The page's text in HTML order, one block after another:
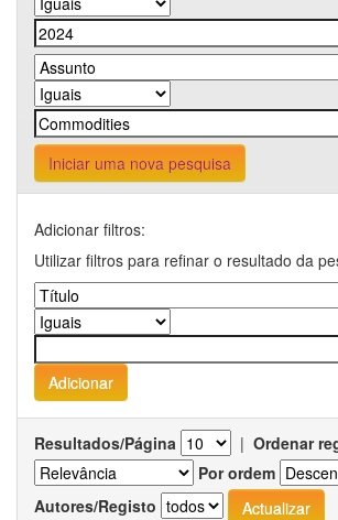
Iniciar uma nova pesquisa
Adicionar filtros:
Utilizar filtros para refinar o resultado da
Resultados/Página | Ordenar
Por ordem
Autores/Registo